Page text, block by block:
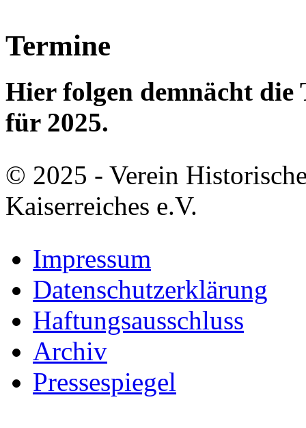
Termine
Hier folgen demnächt
für 2025.
© 2025 - Verein
Kaiserreiches e.V.
Impressum
Datenschutzerklärung
Haftungsausschluss
Archiv
Pressespiegel